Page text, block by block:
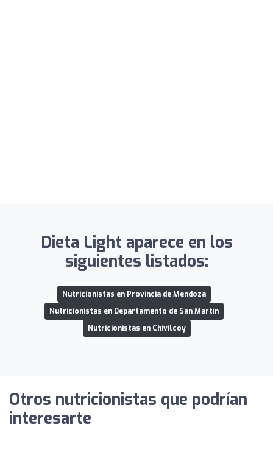
Dieta Light aparece en los
siguientes listados:
Nutricionistas en Provincia de Mendoza
Nutricionistas en Departamento de San Martín
Nutricionistas en Chivilcoy
Otros nutricionistas que podrían
interesarte